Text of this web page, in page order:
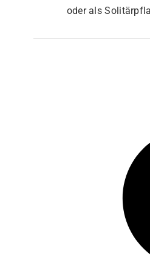
oder als